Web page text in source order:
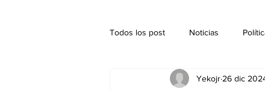
Todos los post Noticias
Presidencia 2022Yekojr 26 dic